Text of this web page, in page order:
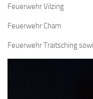
Feuerwehr Vilzing
Feuerwehr Cham
Feuerwehr Traitsching